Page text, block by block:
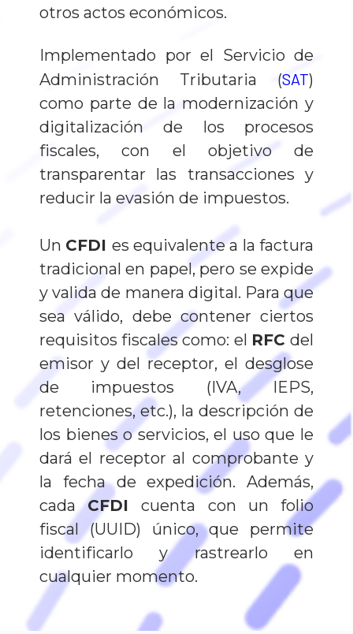
otros actos económicos.
Implementado por el Servicio de
Administración Tributaria (SAT)
como parte de la modernización y
digitalización de los procesos
fiscales, con el objetivo de
transparentar las transacciones y
reducir la evasión de impuestos.
Un CFDI es equivalente a la factura
tradicional en papel, pero se expide
y valida de manera digital. Para que
sea válido, debe contener ciertos
requisitos fiscales como: el RFCdel
emisor y del receptor, el desglose
de impuestos (IVA, IEPS,
retenciones, etc.), la descripción de
los bienes o servicios, el uso que le
dará el receptor al comprobante y
la fecha de expedición. Además,
cadaCFDIcuenta con un folio
fiscal (UUID) único, que permite
identificarlo y rastrearlo en
cualquier momento.